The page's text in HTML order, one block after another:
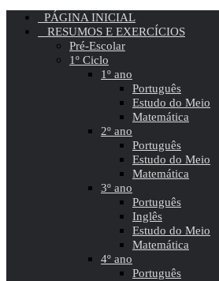
PÁGINA INICIAL
RESUMOS E EXERCÍCIOS
Pré-Escolar
1º Ciclo
1º ano
Português
Estudo do Meio
Matemática
2º ano
Português
Estudo do Meio
Matemática
3º ano
Português
Inglês
Estudo do Meio
Matemática
4º ano
Português